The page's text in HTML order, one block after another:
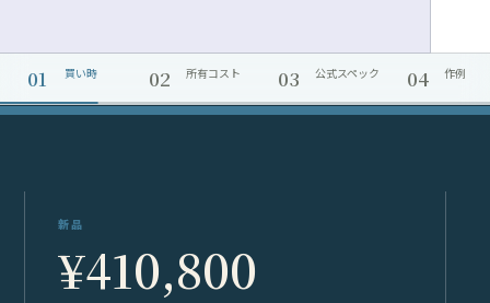
01 買い時 02 所有コスト 03 公式スペック 04 作例
新品
¥410,800